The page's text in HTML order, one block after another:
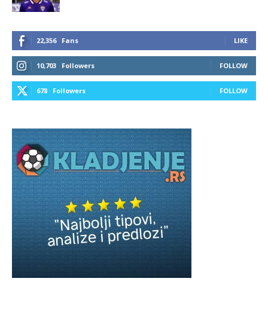
22,356 Fans LIKE
10,703 Followers FOLLOW
678 Followers FOLLOW